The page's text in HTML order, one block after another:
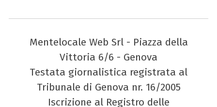
Mentelocale Web Srl - Piazza della
Vittoria 6/6 - Genova
Testata giornalistica registrata al
Tribunale di Genova nr. 16/2005
Iscrizione al Registro delle